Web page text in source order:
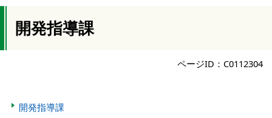
開発指導課
ページID：C0112304
開発指導課